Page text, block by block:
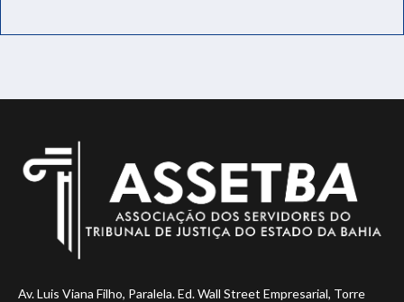
Av. Luis Viana Filho, Paralela. Ed. Wall Street Empresarial, Torre